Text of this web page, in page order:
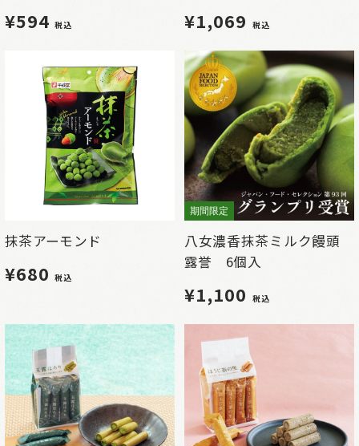
¥594税込 ¥1,069 税込
抹茶アーモンド
¥680税込
期間限定
八女濃香抹茶ミルク饅頭
露誉 6個入
¥1,100 税込